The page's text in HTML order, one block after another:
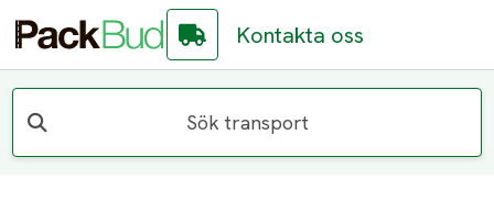
Kontakta oss
Sök transport